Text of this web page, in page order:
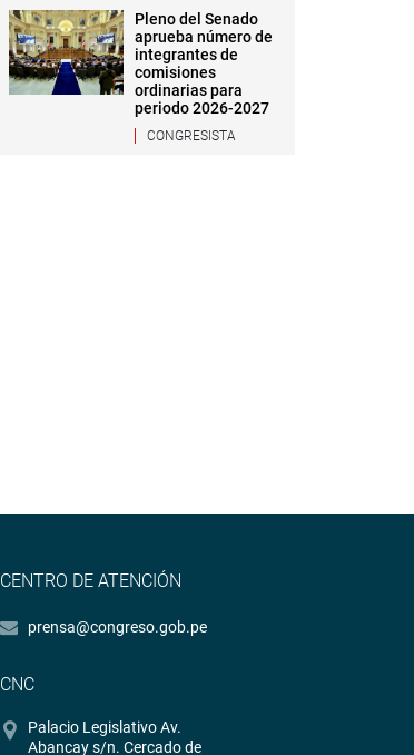
Pleno del Senado
aprueba número de
integrantes de
comisiones
ordinarias para
periodo 2026-2027
CONGRESISTA
CENTRO DE ATENCIÓN
prensa@congreso.gob.pe
CNC
Palacio Legislativo Av.
Abancay s/n. Cercado de